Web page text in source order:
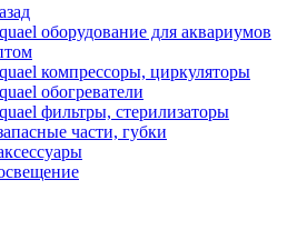
оборудование для аквариумов
компрессоры, циркуляторы
обогреватели
фильтры, стерилизаторы
части, губки